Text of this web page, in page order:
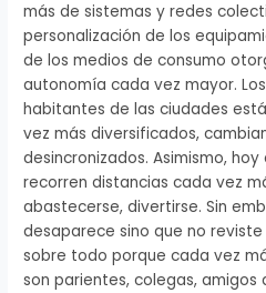
más de sistemas y redes
personalización de los
de los medios de consumo
autonomía cada vez mayor.
habitantes de las ciudades
vez más diversificados,
desincronizados. Asimismo,
recorren distancias cada vez
abastecerse, divertirse. Sin
desaparece sino que no
sobre todo porque cada vez
son parientes, colegas, amigos